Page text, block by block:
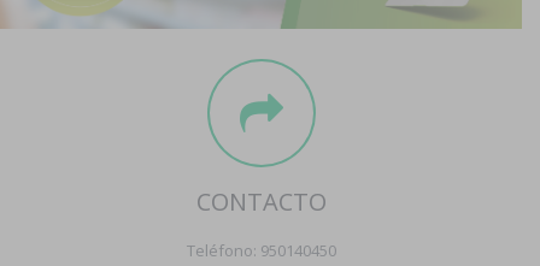
Boletín
CONTACTO
Teléfono: 950140450